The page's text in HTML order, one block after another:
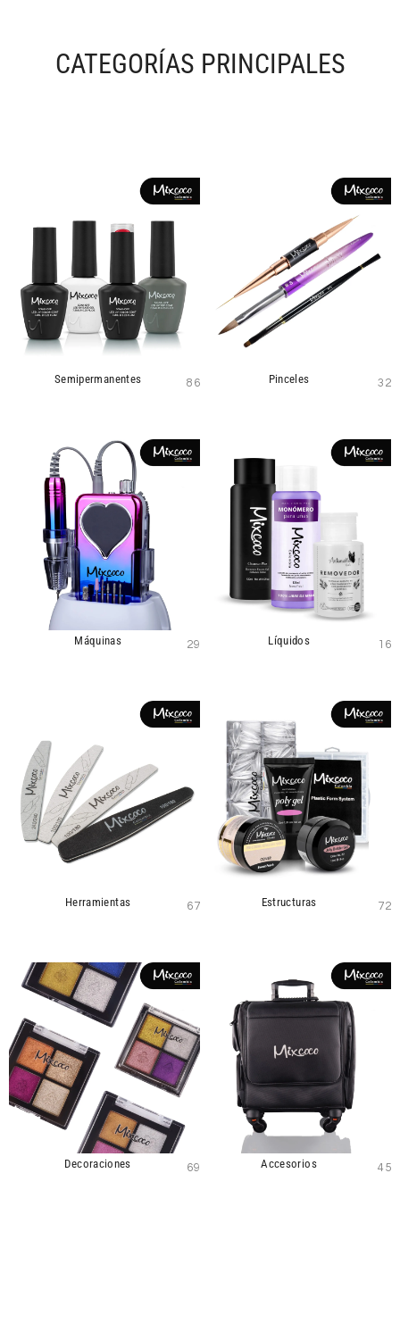
CATEGORÍAS PRINCIPALES
Semipermanentes 86 Pinceles 32
Máquinas 29 Líquidos 16
Herramientas 67 Estructuras 72
Decoraciones 69 Accesorios 45